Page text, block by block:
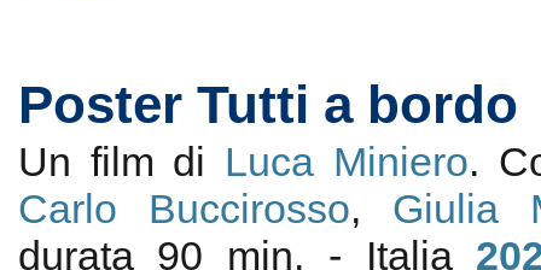
Poster Tutti a bordo
Un film di Luca Miniero.
Carlo Buccirosso, Giulia
durata 90 min. - Italia